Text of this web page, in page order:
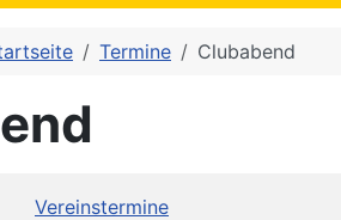
Termine Clubabend
Vereinstermine